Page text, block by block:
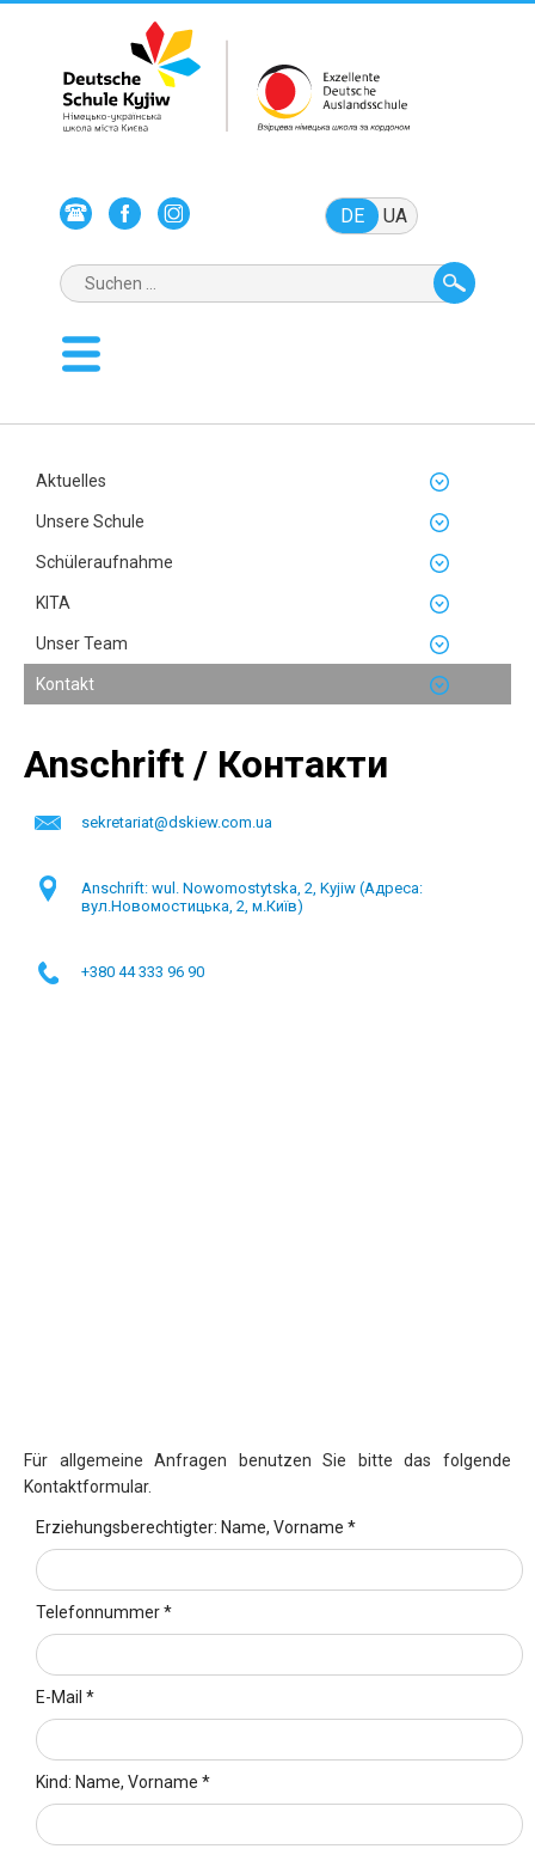
DE UA
Aktuelles
Unsere Schule
Schüleraufnahme
KITA
Unser Team
Kontakt
Anschrift / Контакти
sekretariat@dskiew.com.ua
Anschrift: wul. Nowomostytska, 2, Kyjiw (Aдреса:
вул.Новомостицька, 2, м.Київ)
+380 44 333 96 90
Für allgemeine Anfragen benutzen Sie bitte das folgende
Kontaktformular.
Erziehungsberechtigter: Name, Vorname *
Telefonnummer *
E-Mail *
Kind: Name, Vorname *